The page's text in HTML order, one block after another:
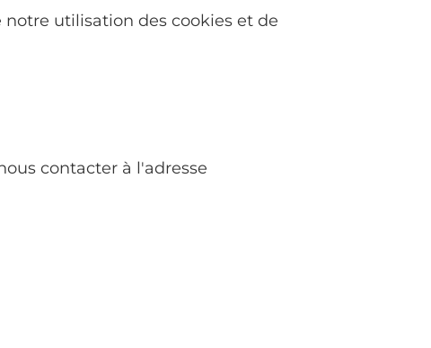
utilisation des cookies et de
contacter à l'adresse